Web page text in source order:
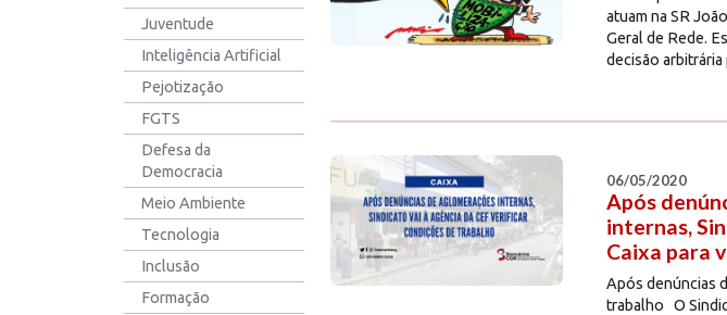
Juventude
Inteligência Artificial
Pejotização
FGTS
Defesa da
Democracia
Meio Ambiente
Tecnologia
Inclusão
Formação
atuam na SR
Geral de Rede.
decisão arbitrária
06/05/2020
Após
internas,
Caixa para
Após denúncias
trabalho O